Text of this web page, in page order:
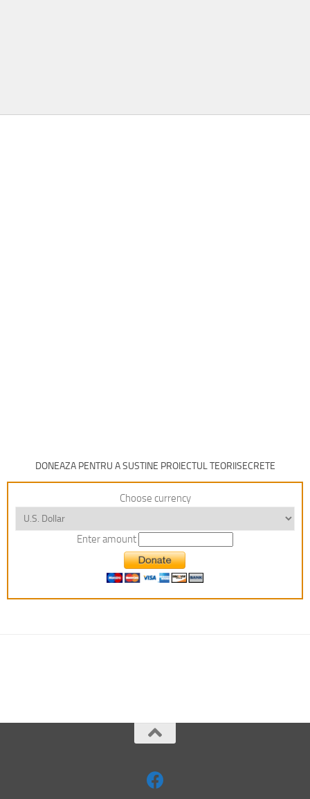
DONEAZA PENTRU A SUSTINE PROIECTUL TEORIISECRETE
Choose currency
Enter amount